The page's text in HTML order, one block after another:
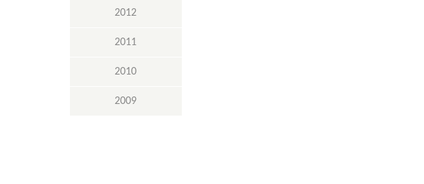
2012
2011
2010
2009